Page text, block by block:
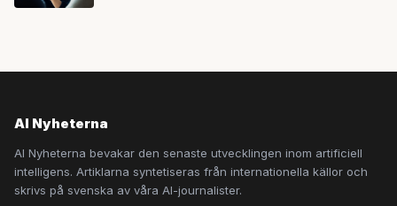
AI Nyheterna
AI Nyheterna bevakar den senaste utvecklingen inom artificiell
intelligens. Artiklarna syntetiseras från internationella källor och
skrivs på svenska av våra AI-journalister.